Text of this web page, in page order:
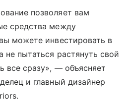
позволяет вам
средства между
можете инвестировать в
не пытаться растянуть свой
все сразу», — объясняет
и главный дизайнер